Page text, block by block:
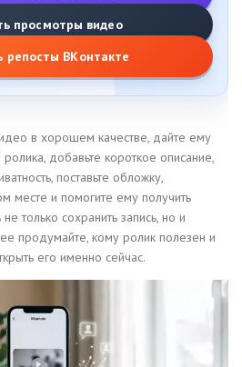
просмотры видео
репосты ВКонтакте
в хорошем качестве, дайте ему
добавьте короткое описание,
поставьте обложку,
месте и помогите ему получить
только сохранить запись, но и
продумайте, кому ролик полезен и
его именно сейчас.